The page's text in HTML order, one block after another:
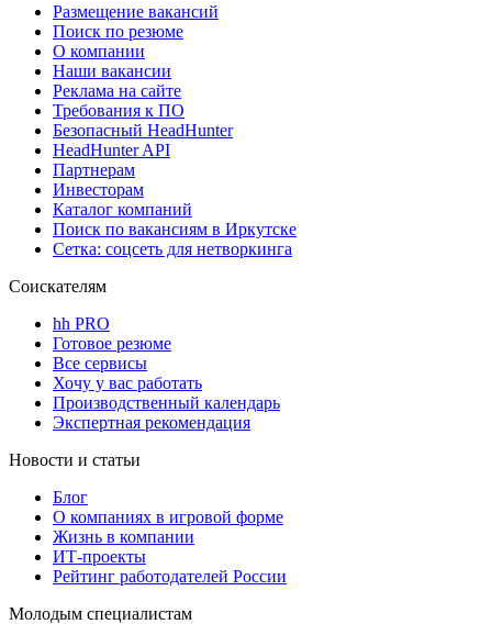
Размещение вакансий
Поиск по резюме
О компании
Наши вакансии
Реклама на сайте
Требования к ПО
Безопасный HeadHunter
HeadHunter API
Партнерам
Инвесторам
Каталог компаний
Поиск по вакансиям в Иркутске
Сетка: соцсеть для нетворкинга
Соискателям
hh PRO
Готовое резюме
Все сервисы
Хочу у вас работать
Производственный календарь
Экспертная рекомендация
Новости и статьи
Блог
О компаниях в игровой форме
Жизнь в компании
ИТ-проекты
Рейтинг работодателей России
Молодым специалистам